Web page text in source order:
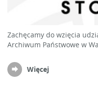
Zachęcamy do wzięcia
Archiwum Państwowe w
Więcej